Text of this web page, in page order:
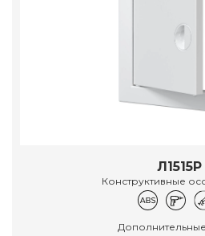
Л1515Р
Конструктивные